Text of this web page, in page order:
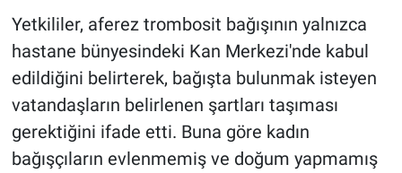
Yetkililer, aferez trombosit bağışının yalnızca
hastane bünyesindeki Kan Merkezi'nde kabul
edildiğini belirterek, bağışta bulunmak isteyen
vatandaşların belirlenen şartları taşıması
gerektiğini ifade etti. Buna göre kadın
bağışçıların evlenmemiş ve doğum yapmamış